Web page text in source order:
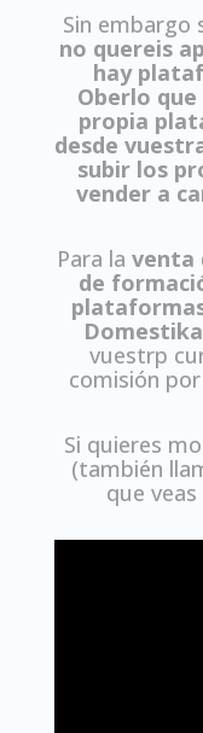
Sin embargo
no quereis
hay
Oberlo
propia
desde
subir los
vender a
Para la venta
de
vuestrp
comisión
Si quieres
(también
que veas